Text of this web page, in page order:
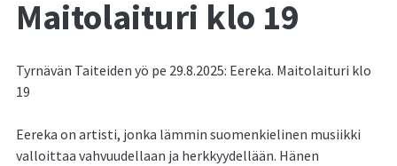
Maitolaituri klo 19
Tyrnävän Taiteiden yö pe 29.8.2025: Eereka. Maitolaituri klo
19
Eereka on artisti, jonka lämmin suomenkielinen musiikki
valloittaa vahvuudellaan ja herkkyydellään. Hänen